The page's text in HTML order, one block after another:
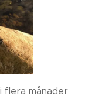
flera månader